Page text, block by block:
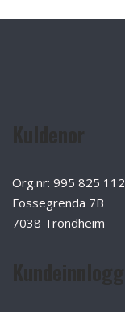
Org.nr: 995 825 112
Fossegrenda 7B
7038 Trondheim